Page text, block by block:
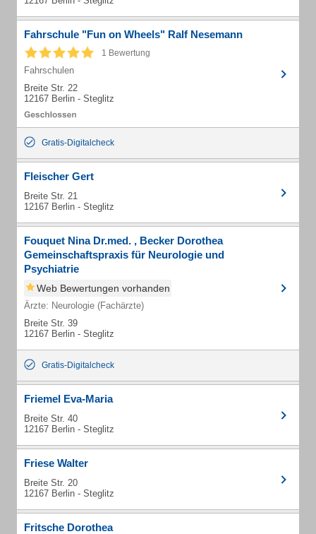
Fahrschule "Fun on Wheels" Ralf Nesemann
1 Bewertung
Fahrschulen
Breite Str. 22
12167 Berlin - Steglitz
Gratis-Digitalcheck
Fleischer Gert
Breite Str. 21
12167 Berlin - Steglitz
Fouquet Nina Dr.med. , Becker Dorothea
Gemeinschaftspraxis für Neurologie und
Psychiatrie
Web Bewertungen vorhanden
Ärzte: Neurologie (Fachärzte)
Breite Str. 39
12167 Berlin - Steglitz
Gratis-Digitalcheck
Friemel Eva-Maria
Breite Str. 40
12167 Berlin - Steglitz
Friese Walter
Breite Str. 20
12167 Berlin - Steglitz
Fritsche Dorothea